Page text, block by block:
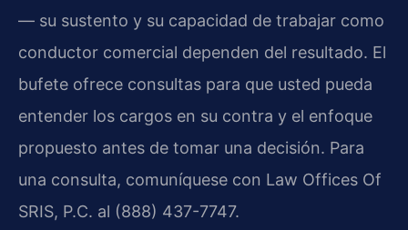
— su sustento y su capacidad de trabajar como
conductor comercial dependen del resultado. El
bufete ofrece consultas para que usted pueda
entender los cargos en su contra y el enfoque
propuesto antes de tomar una decisión. Para
una consulta, comuníquese con Law Offices Of
SRIS, P.C. al (888) 437-7747.